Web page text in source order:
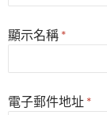
顯示名稱 *
電子郵件地址 *